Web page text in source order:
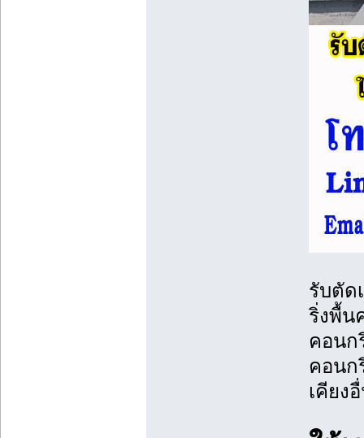
รับตัด
ริ่งพื้น
คอน
คอนก
เคียง